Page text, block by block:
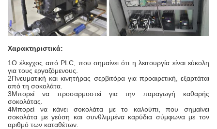
Χαρακτηριστικά:
1Ο έλεγχος από PLC, που σημαίνει ότι η λειτουργία είναι εύκολη
για τους εργαζόμενους.
2Πνευματική και κινητήρας σερβιτόρα για προαιρετική, εξαρτάται
από τη σοκολάτα.
3Μπορεί να προσαρμοστεί για την παραγωγή καθαρής
σοκολάτας.
4Μπορεί να κάνει σοκολάτα με το καλούπι, που σημαίνει
σοκολάτα με γεύση και συνθλιμμένα καρύδια σύμφωνα με τον
αριθμό των καταθέτων.